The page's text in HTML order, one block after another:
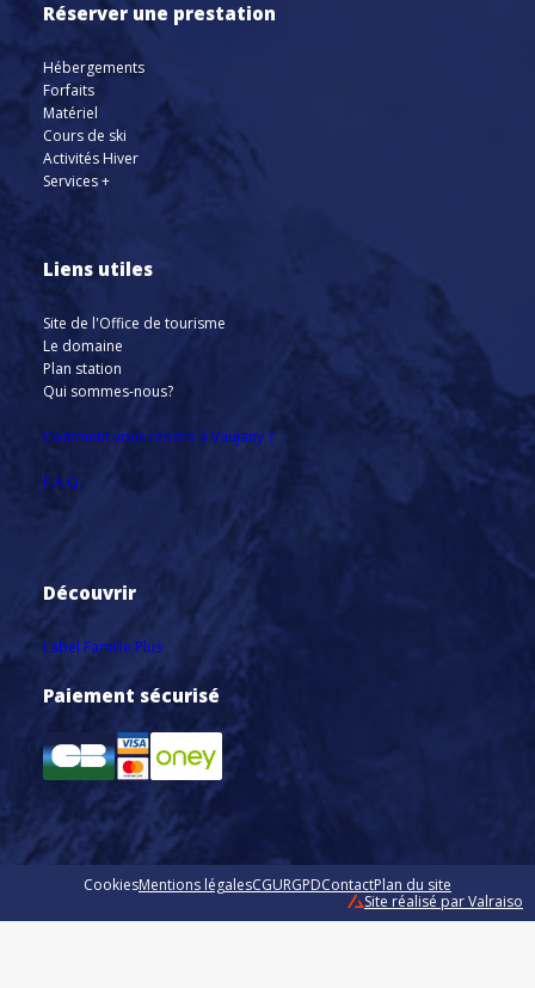
Réserver une prestation
Hébergements
Forfaits
Matériel
Cours de ski
Activités Hiver
Services +
Liens utiles
Site de l'Office de tourisme
Le domaine
Plan station
Qui sommes-nous?
Comment vous rendre à Vaujany ?
F.A.Q.
Découvrir
Label Famille Plus
Paiement sécurisé
CookiesMentions légalesCGURGPDContactPlan du site
Valraiso
Site réalisé par Valraiso